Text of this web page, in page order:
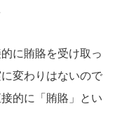
に賄賂を受け取っ
変わりはないので
的に「賄賂」とい